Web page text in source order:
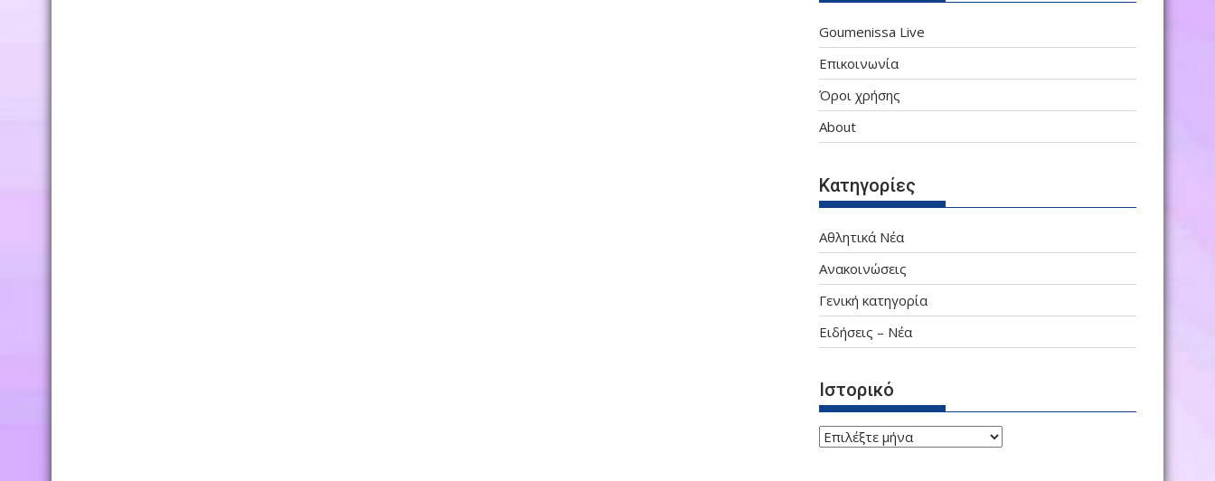
Goumenissa Live
Επικοινωνία
Όροι χρήσης
About
Κατηγορίες
Αθλητικά Νέα
Ανακοινώσεις
Γενική κατηγορία
Ειδήσεις – Νέα
Ιστορικό
Ιστορικό